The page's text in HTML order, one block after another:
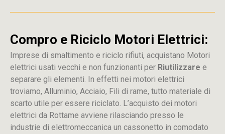
Compro e Riciclo Motori Elettrici:
Imprese di smaltimento e riciclo rifiuti, acquistano Motori
elettrici usati vecchi e non funzionanti per Riutilizzare e
separare gli elementi. In effetti nei motori elettrici
troviamo, Alluminio, Acciaio, Fili di rame, tutto materiale di
scarto utile per essere riciclato. L’acquisto dei motori
elettrici da Rottame avviene rilasciando presso le
industrie di elettromeccanica un cassonetto in comodato